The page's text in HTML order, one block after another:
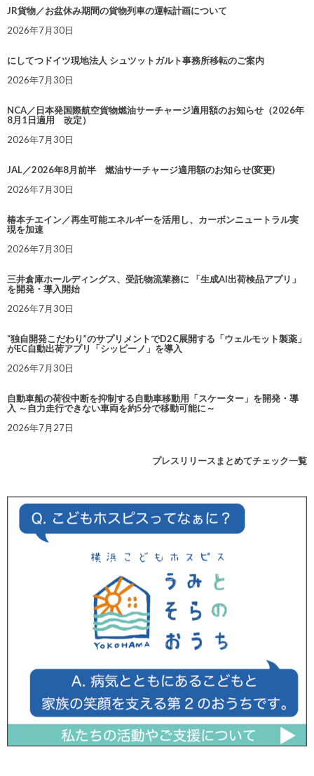
JR貨物／お盆休み期間の貨物列車の運転計画について
2026年7月30日
にしてつドイツ現地法人 シュツットガルト事務所移転のご案内
2026年7月30日
NCA／日本発国際航空貨物燃油サーチャージ適用額のお知らせ（2026年
8月1日適用 改定）
2026年7月30日
JAL／2026年8月前半 燃油サーチャージ適用額のお知らせ(変更)
2026年7月30日
椿本チエイン／再生可能エネルギーを活用し、カーボンニュートラル実
現を加速
2026年7月30日
三井倉庫ホールディングス、受託物流業務に 「生成AI出荷検品アプリ」
を開発・導入開始
2026年7月30日
“独自開発こだわり”のサプリメントでD2C展開する「ウェルモット製薬」
がEC自動出荷アプリ「シッピーノ」を導入
2026年7月30日
自動車船の荷役中断を抑制する自動車移動用「スケーター」を開発・導
入 ～自力走行できない車両を約5分で移動可能に～
2026年7月27日
プレスリリースまとめてチェック一覧